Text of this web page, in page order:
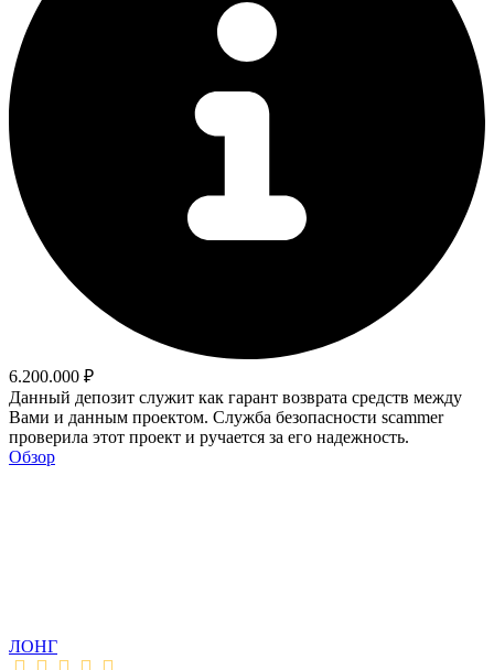
6.200.000 ₽
Данный депозит служит как гарант возврата средств между
Вами и данным проектом. Служба безопасности scammer
проверила этот проект и ручается за его надежность.
Обзор
ЛОНГ